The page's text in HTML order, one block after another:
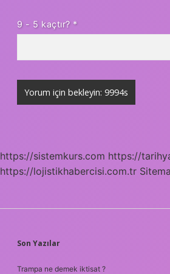
9 - 5 kaçtır? *
https://sistemkurs.com https://
https://lojistikhabercisi.com.tr
SIDEBAR
Son Yazılar
Trampa ne demek iktisat ?